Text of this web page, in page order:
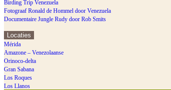
Birding Trip Venezuela
Fotograaf Ronald de Hommel door Venezuela
Documentaire Jungle Rudy door Rob Smits
Locaties
Mérida
Amazone – Venezolaanse
Orinoco-delta
Gran Sabana
Los Roques
Los Llanos